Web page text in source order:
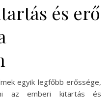
és erő
egyik legfőbb erőssége,
az emberi kitartás és